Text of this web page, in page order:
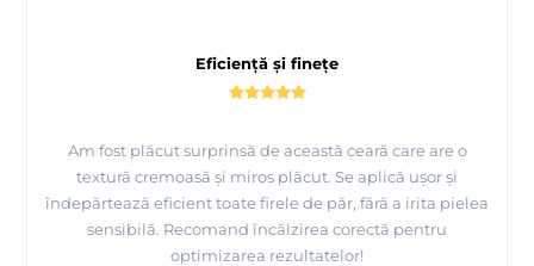
Eficiență și finețe
Am fost plăcut surprinsă de această ceară care are o
textură cremoasă și miros plăcut. Se aplică ușor și
îndepărtează eficient toate firele de păr, fără a irita pielea
sensibilă. Recomand încălzirea corectă pentru
optimizarea rezultatelor!